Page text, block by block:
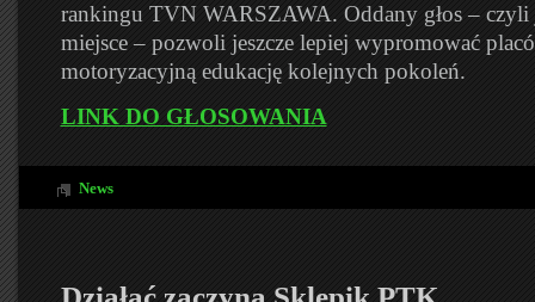
rankingu TVN WARSZAWA. Oddany głos – czyli
miejsce – pozwoli jeszcze lepiej wypromować
motoryzacyjną edukację kolejnych pokoleń.
LINK DO GŁOSOWANIA
News